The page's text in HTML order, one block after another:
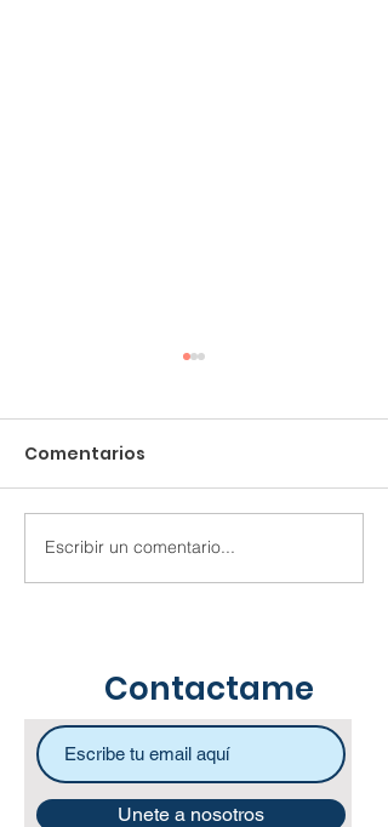
Dime qué te interesa
y te diré tu posición en
Comentarios
Escribir un comentario...
Contactame
Unete a nosotros